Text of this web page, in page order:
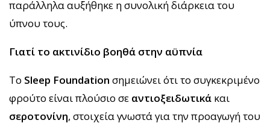
παράλληλα αυξήθηκε η συνολική διάρκεια του
ύπνου τους.
Γιατί το ακτινίδιο βοηθά στην αϋπνία
Το Sleep Foundation σημειώνει ότι το συγκεκριμένο
φρούτο είναι πλούσιο σε αντιοξειδωτικά και
σεροτονίνη, στοιχεία γνωστά για την προαγωγή του